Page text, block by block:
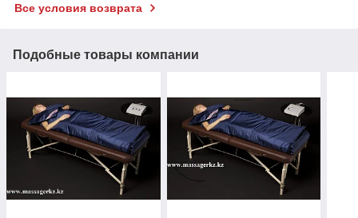
Все условия возврата
Подобные товары компании